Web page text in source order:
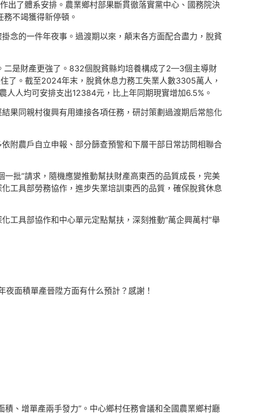
出了體系安排。農業鄉村部果斷貫徹落實黨中心、國務院決
不竭獲得新停頓。
念的一件年夜事。過渡期以來，顛末各方面配合盡力，脫貧
二是財產更強了。832個脫貧縣均培養構成了2—3個主導財
了。截至2024年末，脫貧休息力務工失業人數3305萬人，
人均可安排支出12384元，比上年同期現實增加6.5%。
果同親村復興有用連接各項任務，研討策劃過渡期后常態化
附農戶自立申報、部分篩查預警和下層干部日常訪問相聯合
批”請求，隨機應變推動幫扶財產高東西的品質成長，完美
工具部勞務協作，進步失業培訓東西的品質，確保脫貧休息
工具部協作和中心單元定點幫扶，深刻推動“萬企興萬村”舉
面積單產晉陞方面有什么預計？感謝！
、增單產兩手發力”。中心鄉村任務會議和全國農業鄉村廳